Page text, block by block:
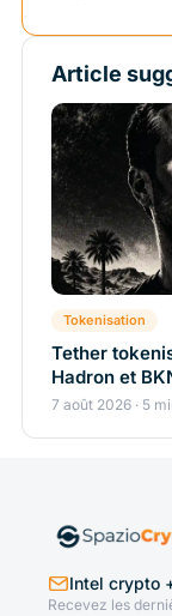
Article
Tokenisation
Tether
Hadron et
7 août 2026 · 5
Intel crypto
Recevez les